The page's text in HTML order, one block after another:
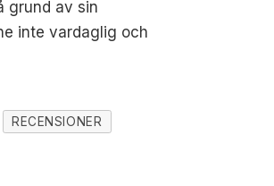
grund av sin
inte vardaglig och
RECENSIONER